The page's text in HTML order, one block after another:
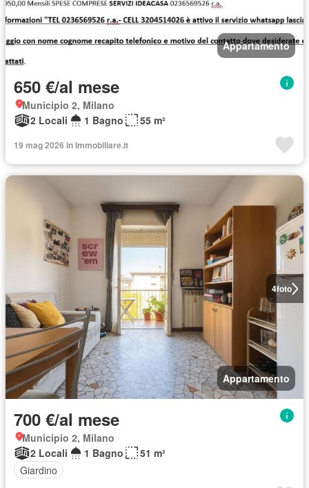
Appartamento
650 €/al mese
Municipio 2, Milano
2 Locali
1 Bagno 55 m²
19 mag 2026 in Immobiliare.it
4foto
Appartamento
700 €/al mese
Municipio 2, Milano
2 Locali
1 Bagno
51 m²
Giardino